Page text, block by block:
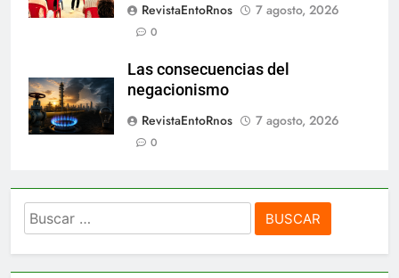
RevistaEntoRnos
7 agosto, 2026
0
Las consecuencias del
negacionismo
RevistaEntoRnos
7 agosto, 2026
0
Buscar: